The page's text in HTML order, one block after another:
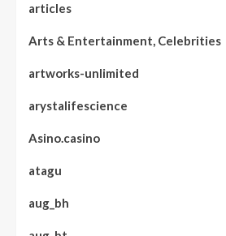
articles
Arts & Entertainment, Celebrities
artworks-unlimited
arystalifescience
Asino.casino
atagu
aug_bh